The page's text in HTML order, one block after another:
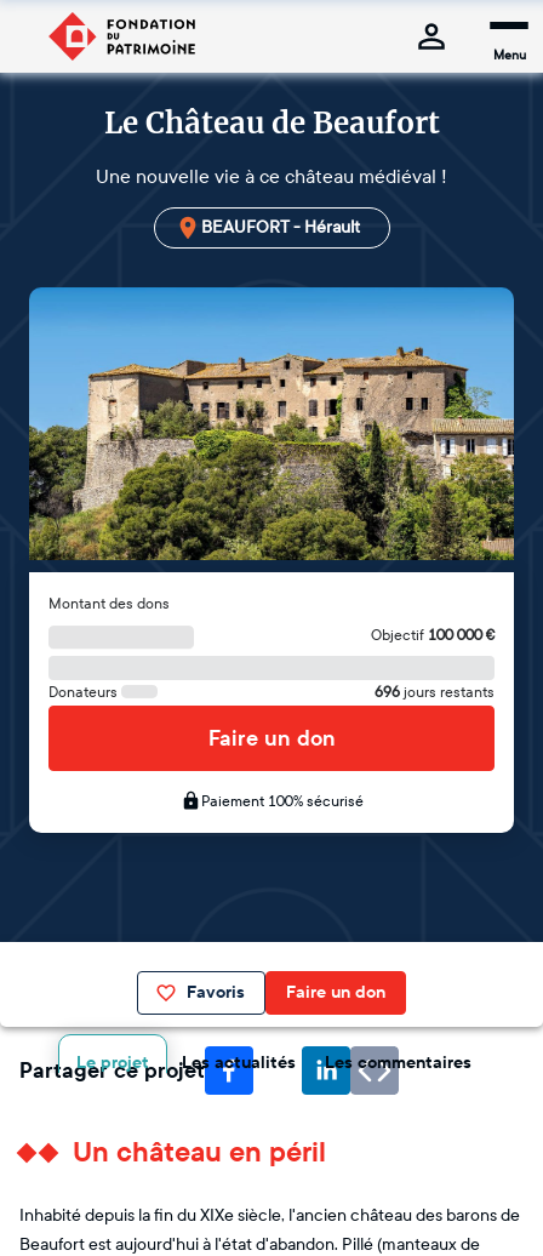
Menu
Le Château de Beaufort
Une nouvelle vie à ce château médiéval !
BEAUFORT - Hérault
Montant des dons
Objectif 100 000€
Donateurs 696 jours restants
Faire un don
Paiement 100% sécurisé
Favoris Faire un don
Le projet Les actualités Les commentaires
Partager ce projet
Un château en péril
Inhabité depuis la fin du XIXe siècle, l'ancien château des barons de
Beaufort est aujourd'hui à l'état d'abandon. Pillé (manteaux de